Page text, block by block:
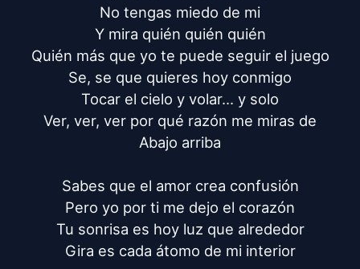
No tengas miedo de mi
Y mira quién quién quién
Quién más que yo te puede seguir el juego
Se, se que quieres hoy conmigo
Tocar el cielo y volar... y solo
Ver, ver, ver por qué razón me miras de
Abajo arriba
Sabes que el amor crea confusión
Pero yo por ti me dejo el corazón
Tu sonrisa es hoy luz que alrededor
Gira es cada átomo de mi interior